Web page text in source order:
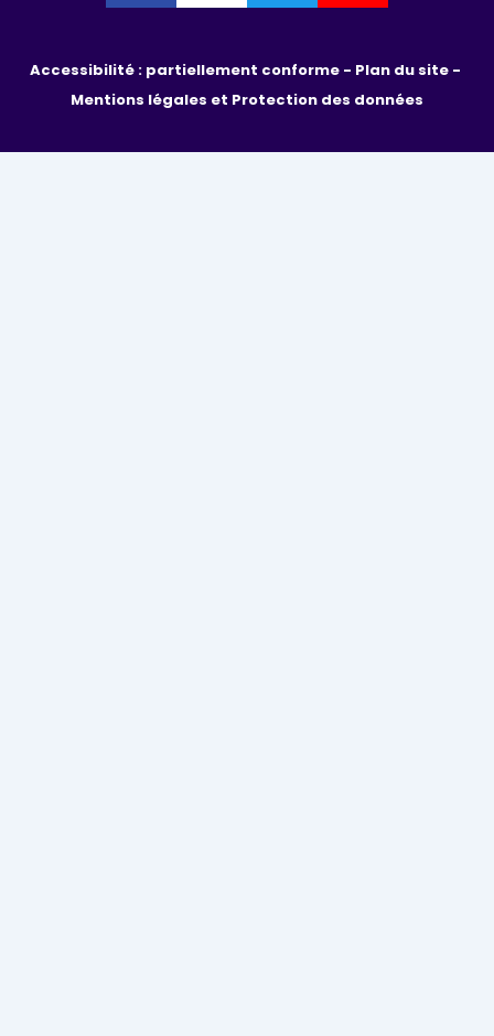
Accessibilité : partiellement conforme -
Mentions légales et Protection des données